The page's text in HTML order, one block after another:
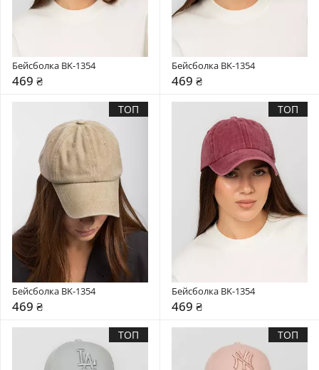
Бейсболка BK-1354
469 ₴
Бейсболка BK-1354
469 ₴
ТОП
Бейсболка BK-1354
469 ₴
ТОП
Бейсболка BK-1354
469 ₴
ТОП ТОП